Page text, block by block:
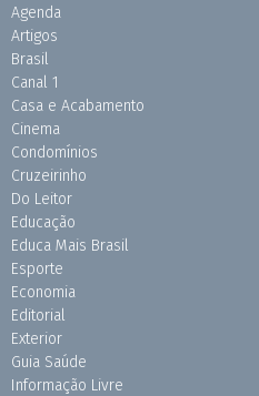
Agenda
Artigos
Brasil
Canal 1
Casa e Acabamento
Cinema
Condomínios
Cruzeirinho
Do Leitor
Educação
Educa Mais Brasil
Esporte
Economia
Editorial
Exterior
Guia Saúde
Informação Livre